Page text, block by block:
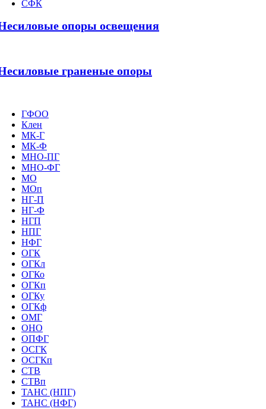
СФК
опоры освещения
граненые опоры
ГФОО
Клен
МК-Г
МК-Ф
МНО-ПГ
МНО-ФГ
МО
МОп
НГ-П
НГ-Ф
НГП
НПГ
НФГ
ОГК
ОГКл
ОГКо
ОГКп
ОГКу
ОГКф
ОМГ
ОНО
ОПФГ
ОСГК
ОСГКп
СТВ
СТВп
ТАНС (НПГ)
ТАНС (НФГ)